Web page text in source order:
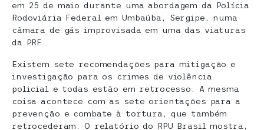
em 25 de maio durante uma abordagem da Polícia
Rodoviária Federal em Umbaúba, Sergipe, numa
câmara de gás improvisada em uma das viaturas
da PRF.
Existem sete recomendações para mitigação e
investigação para os crimes de violência
policial e todas estão em retrocesso. A mesma
coisa acontece com as sete orientações para a
prevenção e combate à tortura, que também
retrocederam. O relatório do RPU Brasil mostra,